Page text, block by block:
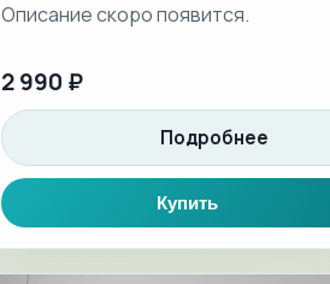
Описание скоро появится.
2 990 ₽
Подробнее
Купить